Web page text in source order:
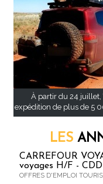
À partir du 24 juillet,
expédition de plus de 5
LES
CARREFOUR
voyages H/F -
OFFRES D'EMPLOI